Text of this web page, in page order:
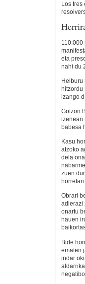
Los
eta
nahi du
Helburu
hitzordu
izango
Gotzon
izenean
babesa
Kasu
atzoko
dela
zuen
Obrari
adierazi
onartu
hauen
Bide
ematen
indar